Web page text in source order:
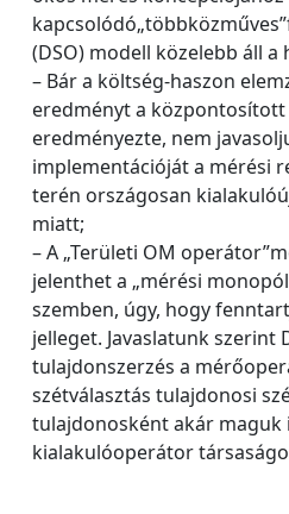
(DSO) modell közelebb áll a
– Bár a költség-haszon
eredményt a
eredményezte, nem
implementációját a mérési
terén országosan
miatt;
– A „Területi OM
jelenthet a „mérési
szemben, úgy, hogy
jelleget. Javaslatunk szerint
tulajdonszerzés a
szétválasztás tulajdonosi
tulajdonosként akár maguk
kialakulóoperátor